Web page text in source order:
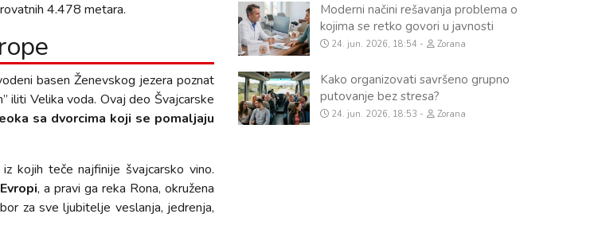
4.478 metara.
basen Ženevskog jezera poznat
iliti Velika voda. Ovaj deo Švajcarske
sa dvorcima koji se pomaljaju
kojih teče najfinije švajcarsko vino.
, a pravi ga reka Rona, okružena
za sve ljubitelje veslanja, jedrenja,
Moderni načini rešavanja problema o
kojima se retko govori u javnosti
24. jun. 2026, 18:54 Zorana
Kako organizovati savršeno grupno
putovanje bez stresa?
24. jun. 2026, 18:53 Zorana